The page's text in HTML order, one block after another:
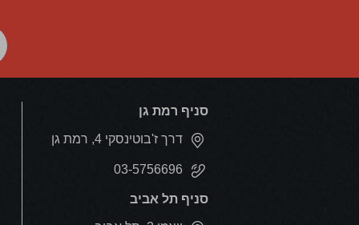
סניף רמת גן
דרך ז'בוטינסקי 4, רמת גן
03-5756696
סניף תל אביב